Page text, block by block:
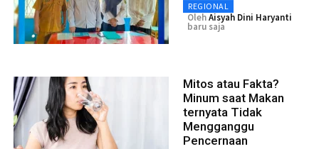
REGIONAL
OlehAisyah Dini Haryanti
baru saja
Mitos atau Fakta?
Minum saat Makan
ternyata Tidak
Mengganggu
Pencernaan